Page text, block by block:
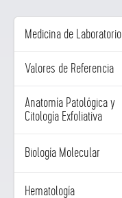
Medicina de Laboratorio
Valores de Referencia
Anatomía Patológica y
Citología Exfoliativa
Biología Molecular
Hematología